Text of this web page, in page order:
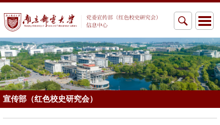
宣传部（红色校史研究会）